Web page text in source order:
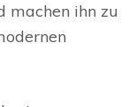
machen ihn zu